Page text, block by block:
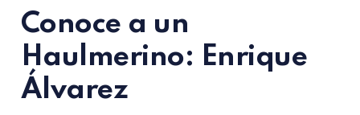
Conoce a un
Haulmerino: Enrique
Álvarez